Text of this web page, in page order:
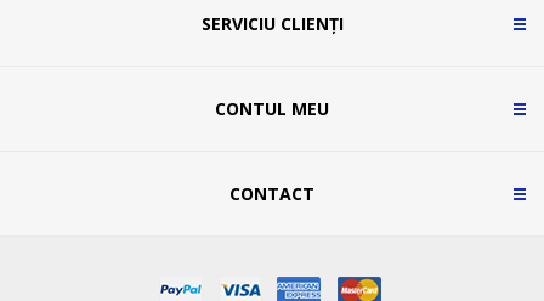
SERVICIU CLIENȚI
CONTUL MEU
CONTACT